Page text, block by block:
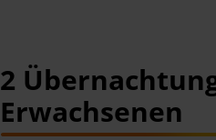
2
Erwachsenen